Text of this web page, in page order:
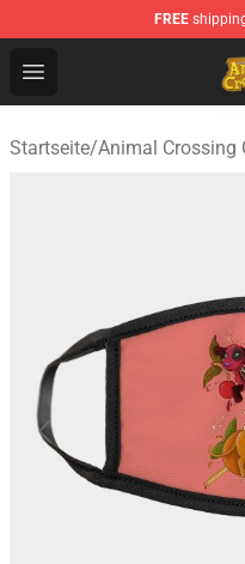
FREE
Open menu
Animal Crossing
Startseite/Animal Crossing